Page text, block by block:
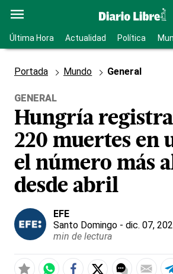
Última Hora Actualidad Política
Portada Mundo General
GENERAL
Hungría registra
220 muertes en
el número más
desde abril
EFE
Santo Domingo - dic. 07,
min de lectura